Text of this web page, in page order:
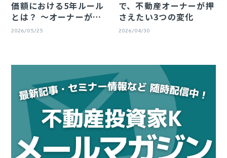
価額における5年ルール
とは？ 〜オーナーが
知っておきたい影響と実
2026/05/25
で、不動産オーナーが押
さえたい3つの変化
2026/04/30